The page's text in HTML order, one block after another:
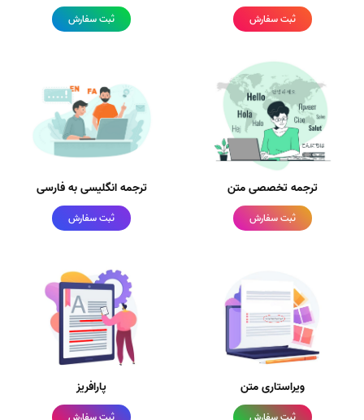
ثبت سفارش ثبت سفارش
ترجمه تخصصی متن
ثبت سفارش
ترجمه انگلیسی به فارسی
ثبت سفارش
ویراستاری متن پارافریز